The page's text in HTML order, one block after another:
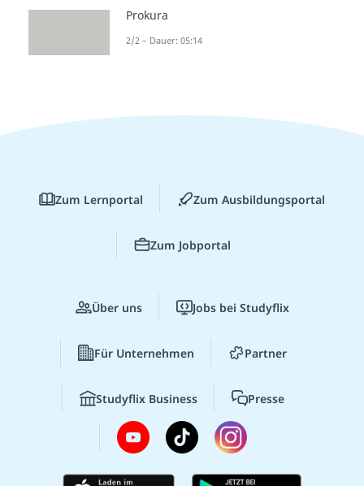
Prokura
2/2 – Dauer: 05:14
Zum Lernportal Zum Ausbildungsportal
Zum Jobportal
Über uns Jobs bei Studyflix
Für Unternehmen Partner
Studyflix Business Presse